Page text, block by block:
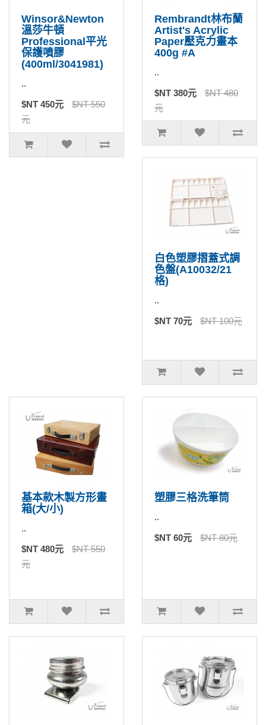
Winsor&Newton
溫莎牛頓
Professional平光
保護噴膠
(400ml/3041981)
..
$NT 450元
$NT 550
元
Rembrandt林布蘭
Artist's Acrylic
Paper壓克力畫本
400g #A
..
$NT 380元
$NT 480
元
白色塑膠摺蓋式調
色盤(A10032/21
格)
..
$NT 70元 $NT 100元
基本款木製方形畫
箱(大/小)
..
$NT 480元
$NT 550
元
塑膠三格洗筆筒
..
$NT 60元 $NT 80元